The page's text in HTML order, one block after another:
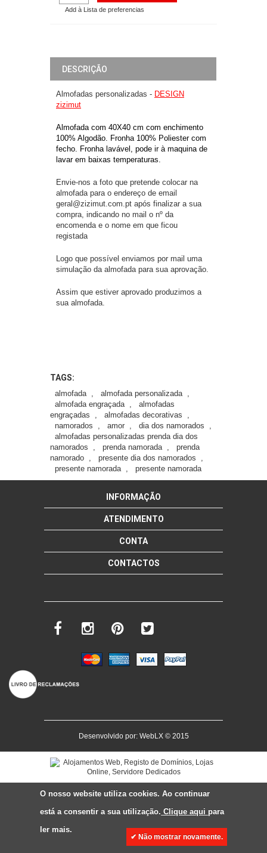
Add à Lista de preferencias
DESCRIÇÃO
Almofadas personalizadas - DESIGN
zizimut
Almofada com 40X40 cm com enchimento
100% Algodão. Fronha 100% Poliester com
fecho. Fronha lavável, pode ir à maquina de
lavar em baixas temperaturas.
Envie-nos a foto que pretende colocar na
almofada para o endereço de email
geral@zizimut.com.pt após finalizar a sua
compra, indicando no mail o nº da
encomenda e o nome em que ficou
registada
Logo que possível enviamos por mail uma
simulação da almofada para sua aprovação.
Assim que estiver aprovado produzimos a
sua almofada.
TAGS:
almofada , almofada personalizada ,
almofada engraçada ,
almofadas
engraçadas
, almofadas decorativas
,
namorados
, amor , dia dos namorados
,
almofadas personalizadas prenda dia dos
namorados
, prenda namorada ,
prenda
namorado , presente dia dos namorados
,
presente namorada , presente namorada
INFORMAÇÃO
ATENDIMENTO
CONTA
CONTACTOS
Desenvolvido por: WebLX© 2015
O nosso website utiliza cookies. Ao continuar
está a consentir a sua utilização. Clique aqui para
ler mais.
✔ Não mostrar novamente.